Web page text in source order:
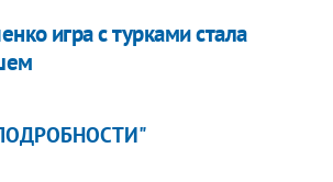
игра с турками стала